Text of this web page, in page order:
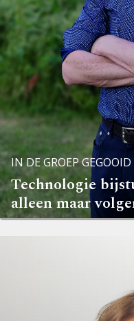
IN DE GROEP GEGOOID
Technologie
alleen maar